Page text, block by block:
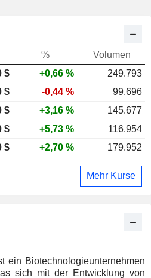
ein Biotechnologieunternehmen
sich mit der Entwicklung von
%
Volumen
$ +0,66 %
249.793
$ -0,44 %
99.696
$ +3,16 %
145.677
$ +5,73 %
116.954
$ +2,70 % 179.952
Mehr Kurse